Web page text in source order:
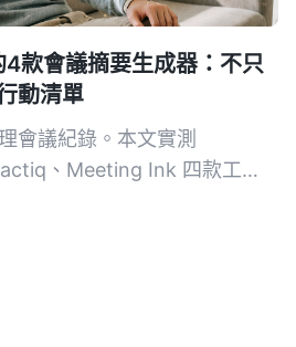
款會議摘要生成器：不只
動清單
會議紀錄。本文實測
、Meeting Ink 四款工